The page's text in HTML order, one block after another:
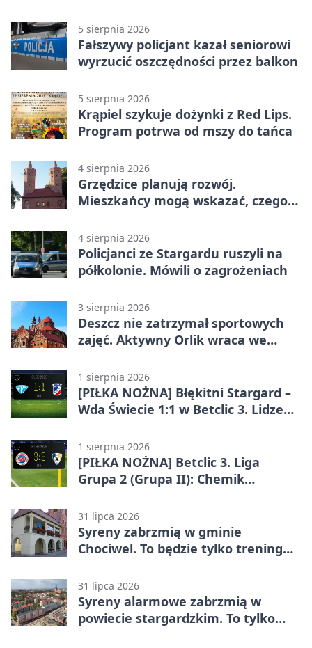
5 sierpnia 2026
Fałszywy policjant kazał seniorowi
wyrzucić oszczędności przez balkon
5 sierpnia 2026
Krąpiel szykuje dożynki z Red Lips.
Program potrwa od mszy do tańca
4 sierpnia 2026
Grzędzice planują rozwój.
Mieszkańcy mogą wskazać, czego
4 sierpnia 2026
Policjanci ze Stargardu ruszyli na
półkolonie. Mówili o zagrożeniach
3 sierpnia 2026
Deszcz nie zatrzymał sportowych
zajęć. Aktywny Orlik wraca we
1 sierpnia 2026
[PIŁKA NOŻNA] Błękitni Stargard –
Wda Świecie 1:1 w Betclic 3. Lidze
1 sierpnia 2026
[PIŁKA NOŻNA] Betclic 3. Liga
Grupa 2 (Grupa II): Chemik
Stargard 3:3
31 lipca 2026
Syreny zabrzmią w gminie
Chociwel. To będzie tylko trening
31 lipca 2026
Syreny alarmowe zabrzmią w
powiecie stargardzkim. To tylko